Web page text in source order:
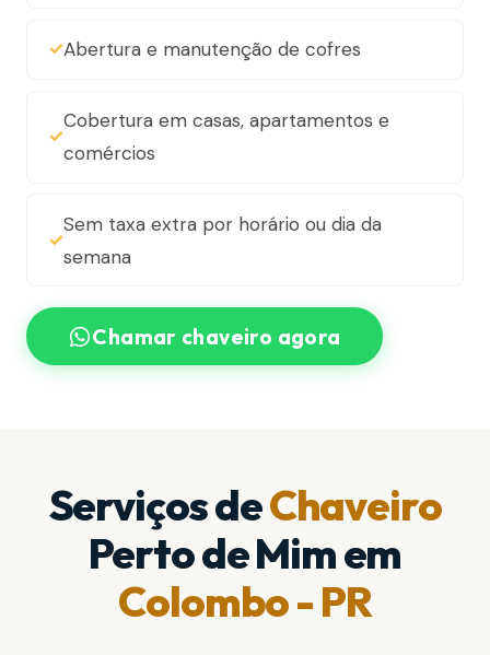
Abertura e manutenção de cofres
Cobertura em casas, apartamentos e
comércios
Sem taxa extra por horário ou dia da
semana
Chamar chaveiro agora
Serviços deChaveiro
Perto de Mim em
Colombo - PR